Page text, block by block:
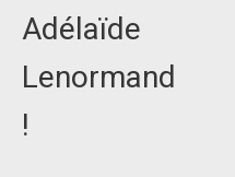
Adélaïde
Lenormand
!